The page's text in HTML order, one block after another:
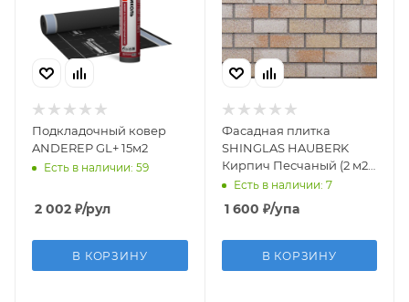
Подкладочный ковер
ANDEREP GL+ 15м2
Есть в наличии: 59
2 002 ₽/рул
В КОРЗИНУ
Фасадная плитка
SHINGLAS HAUBERK
Кирпич Песчаный (2 м2 /
уп)Есть в наличии: 7
1 600 ₽/упа
В КОРЗИНУ